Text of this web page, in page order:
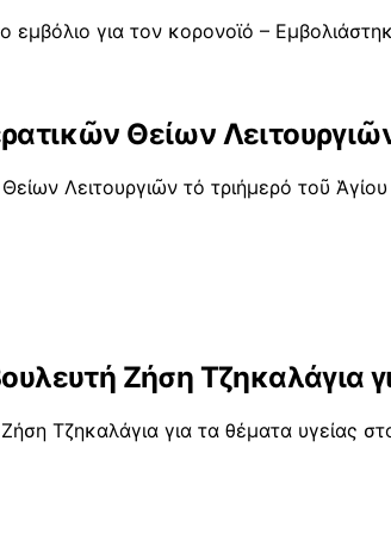
εμβόλιο για τον κορονοϊό –
Θείων
Λειτουργιῶν τό τριήμερό τοῦ
Ζήση Τζηκαλάγια
Τζηκαλάγια για τα θέματα υγείας